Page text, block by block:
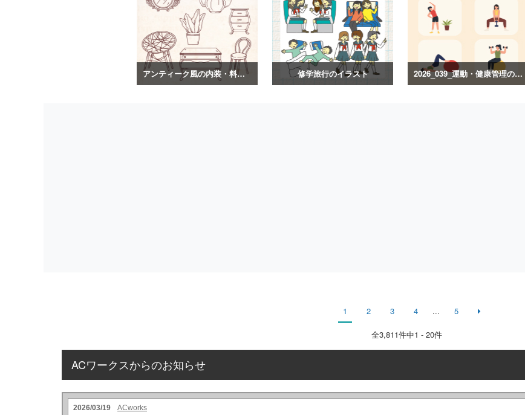
アンティーク風の内装・料理のイラスト 修学旅行のイラスト 2026_039_運動・健康管理のイラスト
1 2 3 4 ... 5
全3,811件中1 - 20件
ACワークスからのお知らせ